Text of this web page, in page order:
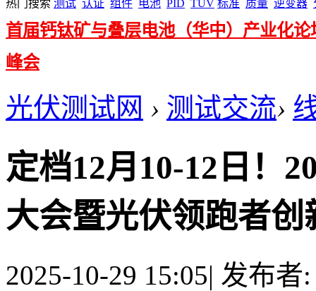
热门搜索 测试 认证 组件 电池 PID TUV 标准 质量 逆变器
首届钙钛矿与叠层电池（华中）产业化论
峰会
光伏测试网 › 测试交流›
定档12月10-12日！
大会暨光伏领跑者
2025-10-29 15:05| 发布者